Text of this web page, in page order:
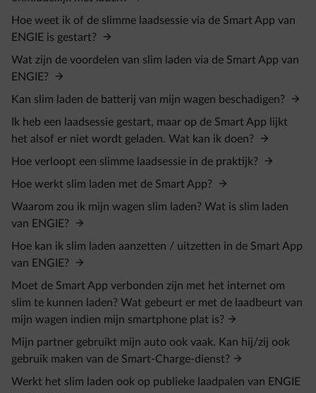
Hoe weet ik of de slimme laadsessie via de Smart App van
ENGIE is gestart?
Wat zijn de voordelen van slim laden via de Smart App van
ENGIE?
Kan slim laden de batterij van mijn wagen beschadigen?
Ik heb een laadsessie gestart, maar op de Smart App lijkt
het alsof er niet wordt geladen. Wat kan ik doen?
Hoe verloopt een slimme laadsessie in de praktijk?
Hoe werkt slim laden met de Smart App?
Waarom zou ik mijn wagen slim laden? Wat is slim laden
van ENGIE?
Hoe kan ik slim laden aanzetten / uitzetten in de Smart App
van ENGIE?
Moet de Smart App verbonden zijn met het internet om
slim te kunnen laden? Wat gebeurt er met de laadbeurt van
mijn wagen indien mijn smartphone plat is?
Mijn partner gebruikt mijn auto ook vaak. Kan hij/zij ook
gebruik maken van de Smart-Charge-dienst?
Werkt het slim laden ook op publieke laadpalen van ENGIE